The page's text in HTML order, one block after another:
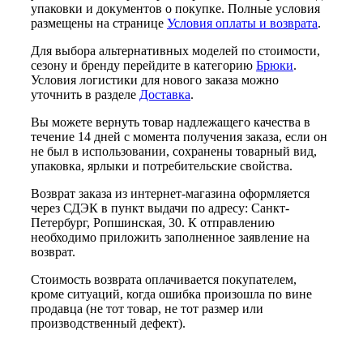
упаковки и документов о покупке. Полные условия
размещены на странице Условия оплаты и возврата.
Для выбора альтернативных моделей по стоимости,
сезону и бренду перейдите в категорию Брюки.
Условия логистики для нового заказа можно
уточнить в разделе Доставка.
Вы можете вернуть товар надлежащего качества в
течение 14 дней с момента получения заказа, если он
не был в использовании, сохранены товарный вид,
упаковка, ярлыки и потребительские свойства.
Возврат заказа из интернет-магазина оформляется
через СДЭК в пункт выдачи по адресу: Санкт-
Петербург, Ропшинская, 30. К отправлению
необходимо приложить заполненное заявление на
возврат.
Стоимость возврата оплачивается покупателем,
кроме ситуаций, когда ошибка произошла по вине
продавца (не тот товар, не тот размер или
производственный дефект).